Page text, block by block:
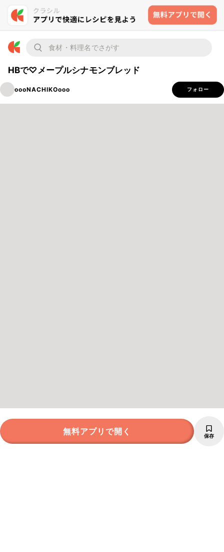
HBで♡メープルシナモンブレッド
oooNACHIKOooo フォロー
無料アプリで開く 保存